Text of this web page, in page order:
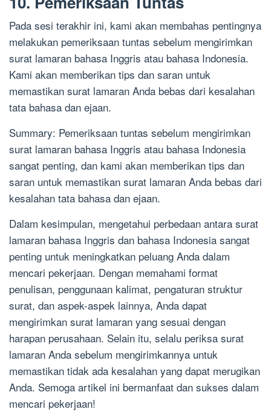
Pada sesi terakhir ini, kami akan membahas pentingnya
melakukan pemeriksaan tuntas sebelum mengirimkan
surat lamaran bahasa Inggris atau bahasa Indonesia.
Kami akan memberikan tips dan saran untuk
memastikan surat lamaran Anda bebas dari kesalahan
tata bahasa dan ejaan.
Summary: Pemeriksaan tuntas sebelum mengirimkan
surat lamaran bahasa Inggris atau bahasa Indonesia
sangat penting, dan kami akan memberikan tips dan
saran untuk memastikan surat lamaran Anda bebas dari
kesalahan tata bahasa dan ejaan.
Dalam kesimpulan, mengetahui perbedaan antara surat
lamaran bahasa Inggris dan bahasa Indonesia sangat
penting untuk meningkatkan peluang Anda dalam
mencari pekerjaan. Dengan memahami format
penulisan, penggunaan kalimat, pengaturan struktur
surat, dan aspek-aspek lainnya, Anda dapat
mengirimkan surat lamaran yang sesuai dengan
harapan perusahaan. Selain itu, selalu periksa surat
lamaran Anda sebelum mengirimkannya untuk
memastikan tidak ada kesalahan yang dapat merugikan
Anda. Semoga artikel ini bermanfaat dan sukses dalam
mencari pekerjaan!